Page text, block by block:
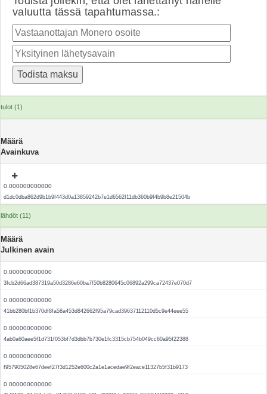
valuutta tässä tapahtumassa.:
tulot (1)
Määrä
Avainkuva
0.000000000000
d1dc0dba862d9b1b9f443d0a13859242b7e1d6562f11db360b9f4b9b8e21504b
lähdöt (11)
Määrä
Julkinen avain
0.000000000000
3fcb2d66ad387319a50d3286e60ba7f50b8280645c06892a299ca72437e070d7
0.000000000000
41bb280bf1b370df8fa58a453d842662f95a79cad39637112110d5c9e44eee55
0.000000000000
4ab0a60aee5f1d731f053bf7d3dbb7b730e1fc3315cb754b049cc60a95f22388
0.000000000000
f957905028e67deef27f3d1252e600c2a1e1acedae9f2eace11327b5f31b9173
0.000000000000